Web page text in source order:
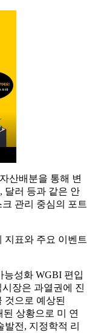
산배분을 통해 변
달러 등과 같은 안
관리 중심의 포트
지표와 주요 이벤트
능성화 WGBI 편입
장은 과열권에 진
것으로 예상된
된 상황으로 미 연
발전, 지정학적 리